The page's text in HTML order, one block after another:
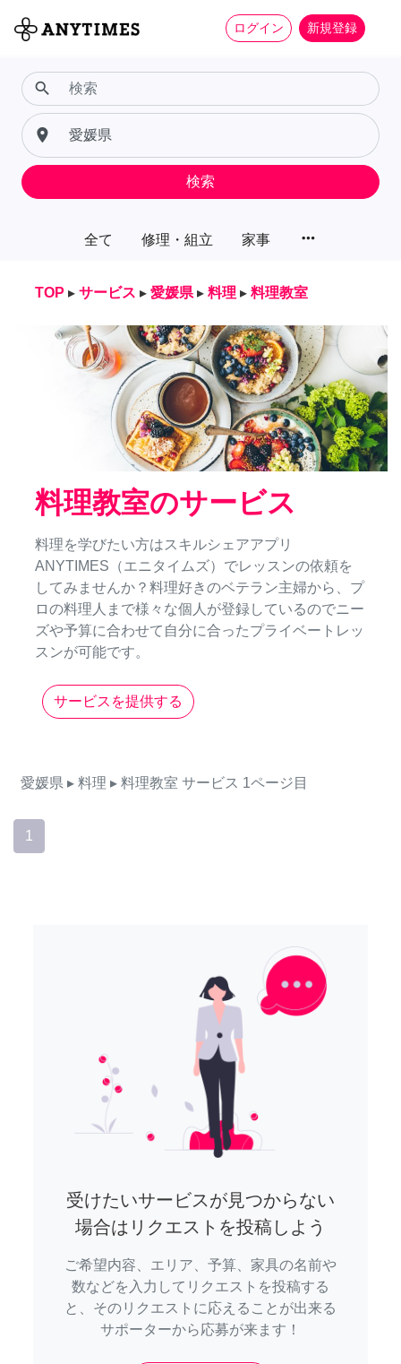
ログイン 新規登録
全て 修理・組立 家事 more_horiz
search
place
検索
TOP ▸ サービス ▸ 愛媛県 ▸ 料理 ▸ 料理教室
料理教室のサービス
料理を学びたい方はスキルシェアアプリ
ANYTIMES（エニタイムズ）でレッスンの依頼を
してみませんか？料理好きのベテラン主婦から、プ
ロの料理人まで様々な個人が登録しているのでニー
ズや予算に合わせて自分に合ったプライベートレッ
スンが可能です。
サービスを提供する
愛媛県 ▸ 料理 ▸ 料理教室 サービス 1ページ目
1
受けたいサービスが見つからない
場合はリクエストを投稿しよう
ご希望内容、エリア、予算、家具の名前や
数などを入力してリクエストを投稿する
と、そのリクエストに応えることが出来る
サポーターから応募が来ます！